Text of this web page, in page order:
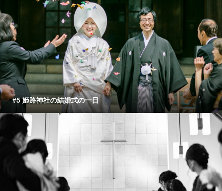
#5 姫路神社の結婚式の一日